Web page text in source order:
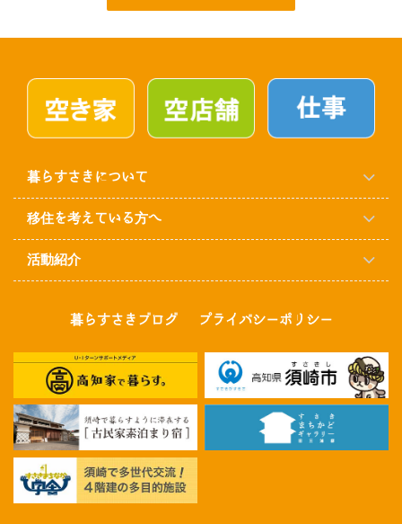
暮らすさきについて
移住を考えている方へ
活動紹介
暮らすさきブログ プライバシーポリシー